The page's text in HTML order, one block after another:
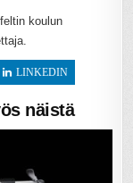
koulun
LINKEDIN
näistä